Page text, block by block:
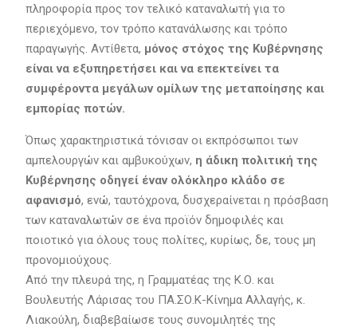
πληροφορία προς τον τελικό καταναλωτή για το
περιεχόμενο, τον τρόπο κατανάλωσης και τρόπο
παραγωγής. Αντίθετα, μόνος στόχος της Κυβέρνησης
είναι να εξυπηρετήσει και να επεκτείνει τα
συμφέροντα μεγάλων ομίλων της μεταποίησης και
εμπορίας ποτών.
Όπως χαρακτηριστικά τόνισαν οι εκπρόσωποι των
αμπελουργών και αμβυκούχων, η άδικη πολιτική της
Κυβέρνησης οδηγεί έναν ολόκληρο κλάδο σε
αφανισμό, ενώ, ταυτόχρονα, δυσχεραίνεται η πρόσβαση
των καταναλωτών σε ένα προϊόν δημοφιλές και
ποιοτικό για όλους τους πολίτες, κυρίως, δε, τους μη
προνομιούχους.
Από την πλευρά της, η Γραμματέας της Κ.Ο. και
Βουλευτής Λάρισας του ΠΑ.ΣΟ.Κ-Κίνημα Αλλαγής, κ.
Λιακούλη, διαβεβαίωσε τους συνομιλητές της